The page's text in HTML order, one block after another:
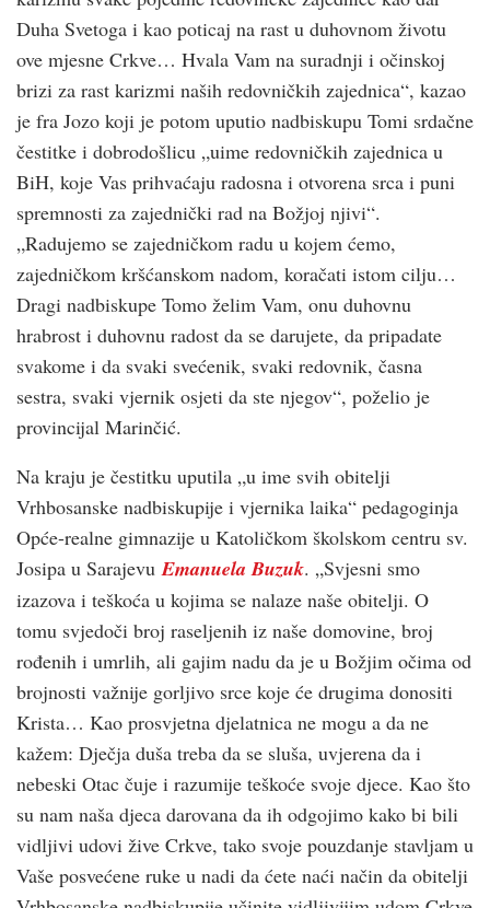
Duha Svetoga i kao poticaj na rast u duhovnom životu
ove mjesne Crkve… Hvala Vam na suradnji i očinskoj
brizi za rast karizmi naših redovničkih zajednica“, kazao
je fra Jozo koji je potom uputio nadbiskupu Tomi srdačne
čestitke i dobrodošlicu „uime redovničkih zajednica u
BiH, koje Vas prihvaćaju radosna i otvorena srca i puni
spremnosti za zajednički rad na Božjoj njivi“.
„Radujemo se zajedničkom radu u kojem ćemo,
zajedničkom kršćanskom nadom, koračati istom cilju…
Dragi nadbiskupe Tomo želim Vam, onu duhovnu
hrabrost i duhovnu radost da se darujete, da pripadate
svakome i da svaki svećenik, svaki redovnik, časna
sestra, svaki vjernik osjeti da ste njegov“, poželio je
provincijal Marinčić.
Na kraju je čestitku uputila „u ime svih obitelji
Vrhbosanske nadbiskupije i vjernika laika“ pedagoginja
Opće-realne gimnazije u Katoličkom školskom centru sv.
Josipa u SarajevuEmanuela Buzuk. „Svjesni smo
izazova i teškoća u kojima se nalaze naše obitelji. O
tomu svjedoči broj raseljenih iz naše domovine, broj
rođenih i umrlih, ali gajim nadu da je u Božjim očima od
brojnosti važnije gorljivo srce koje će drugima donositi
Krista… Kao prosvjetna djelatnica ne mogu a da ne
kažem: Dječja duša treba da se sluša, uvjerena da i
nebeski Otac čuje i razumije teškoće svoje djece. Kao što
su nam naša djeca darovana da ih odgojimo kako bi bili
vidljivi udovi žive Crkve, tako svoje pouzdanje stavljam u
Vaše posvećene ruke u nadi da ćete naći način da obitelji